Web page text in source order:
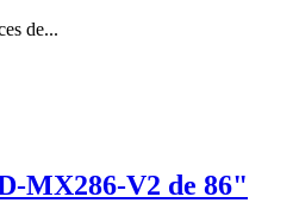
de...
MX286-V2 de 86"